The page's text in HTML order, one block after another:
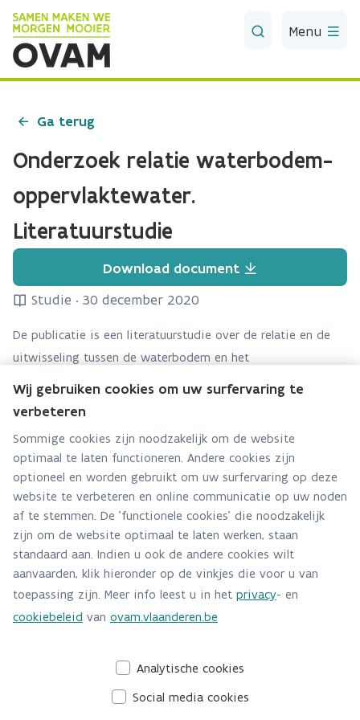
Skip to Main Content
Menu
Ga terug
Onderzoek relatie waterbodem-
oppervlaktewater.
Literatuurstudie
Download document
Studie · 30 december 2020
De publicatie is een literatuurstudie over de relatie en de
uitwisseling tussen de waterbodem en het
een aantal modellen en methodes die de relatie tussen
Wij gebruiken cookies om uw surfervaring te
verbeteren
Sommige cookies zijn noodzakelijk om de website
optimaal te laten functioneren. Andere cookies zijn
optioneel en worden gebruikt om uw surfervaring op deze
website te verbeteren en online communicatie op uw noden
af te stemmen. De 'functionele cookies' die noodzakelijk
zijn om de website optimaal te laten werken, staan
standaard aan. Indien u ook de andere cookies wilt
aanvaarden, klik hieronder op de vinkjes die voor u van
toepassing zijn. Meer info leest u in het privacy- en
cookiebeleid van ovam.vlaanderen.be
Analytische cookies
Social media cookies